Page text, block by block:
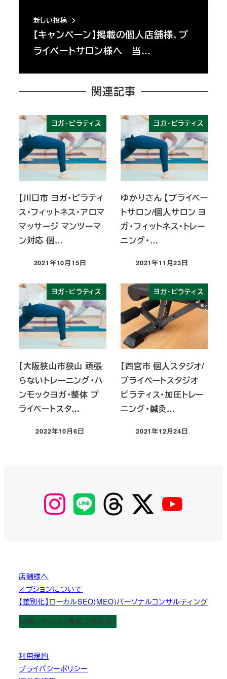
新しい投稿
【キャンペーン】掲載の個人店舗様、プ
ライベートサロン様へ 当…
関連記事
ヨガ・ピラティス
【川口市 ヨガ・ピラティ
ス・フィットネス・アロマ
マッサージ マンツーマ
ン対応 個…
投稿日
2021年10月15日
ヨガ・ピラティス
ゆかりさん 【プライベー
トサロン/個人サロン ヨ
ガ・フィットネス・トレー
ニング・…
投稿日
2021年11月23日
ヨガ・ピラティス
【大阪狭山市狭山 頑張
らないトレーニング・ハ
ンモックヨガ・整体 プ
ライベートスタ…
投稿日
2022年10月6日
ヨガ・ピラティス
【西宮市 個人スタジオ/
プライベートスタジオ
ピラティス・加圧トレー
ニング・鍼灸…
投稿日
2021年12月24日
【Instagram】
MyKOBAKO
【LINE】 【threads】 【Twitter】
店舗様へ
オプションについて
【差別化】ローカルSEO(MEO)パーソナルコンサルティング
お問い合わせ（掲載ご依頼含）
利用規約
プライバシーポリシー